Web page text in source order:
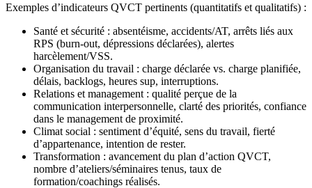
Exemples d’indicateurs QVCT pertinents (quantitatifs et qualitatifs) :
Santé et sécurité : absentéisme, accidents/AT, arrêts liés aux
RPS (burn-out, dépressions déclarées), alertes
harcèlement/VSS.
Organisation du travail : charge déclarée vs. charge planifiée,
délais, backlogs, heures sup, interruptions.
Relations et management : qualité perçue de la
communication interpersonnelle, clarté des priorités, confiance
dans le management de proximité.
Climat social : sentiment d’équité, sens du travail, fierté
d’appartenance, intention de rester.
Transformation : avancement du plan d’action QVCT,
nombre d’ateliers/séminaires tenus, taux de
formation/coachings réalisés.